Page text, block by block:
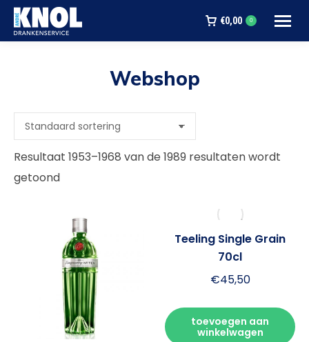
€0,00 0
Webshop
Resultaat 1953–1968 van de 1989 resultaten wordt
getoond
Teeling Single Grain
70cl
€45,50
toevoegen aan
winkelwagen